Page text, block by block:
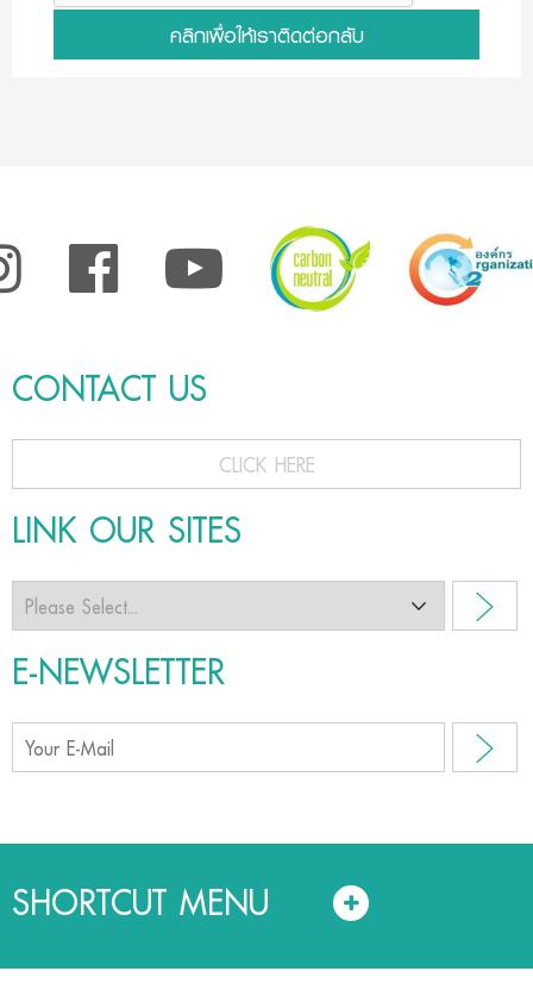
คลิกเพื่อให้เราติดต่อกลับ
CONTACT US
CLICK HERE
LINK OUR SITES
E-NEWSLETTER
SHORTCUT MENU